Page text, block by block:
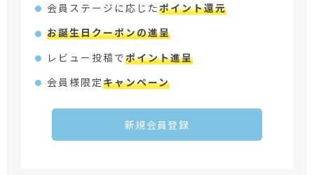
会員ステージに応じたポイント還元
お誕生日クーポンの進呈
レビュー投稿でポイント進呈
会員様限定キャンペーン
新規会員登録